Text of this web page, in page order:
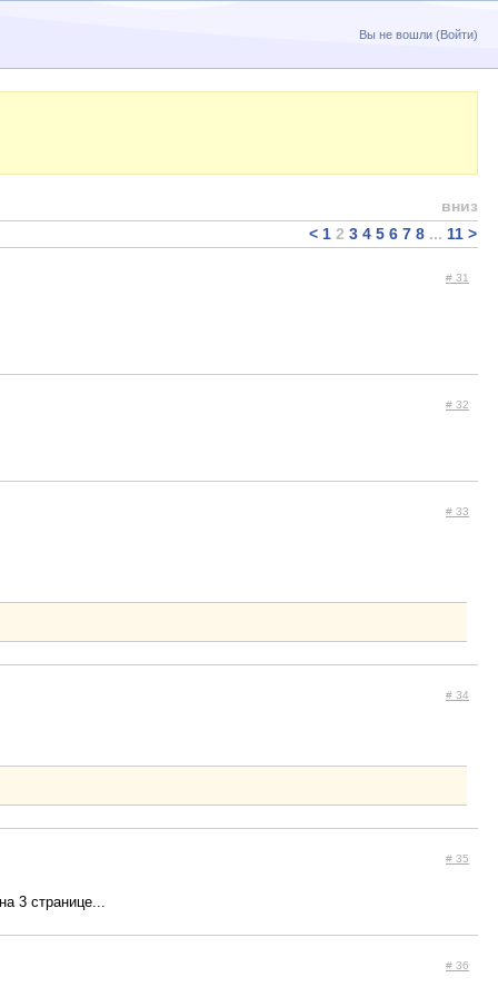
Вы не вошли (Войти)
вниз
< 1 2 3 4 5 6 7 8 ... 11 >
# 31
# 32
# 33
# 34
# 35
3 странице...
# 36